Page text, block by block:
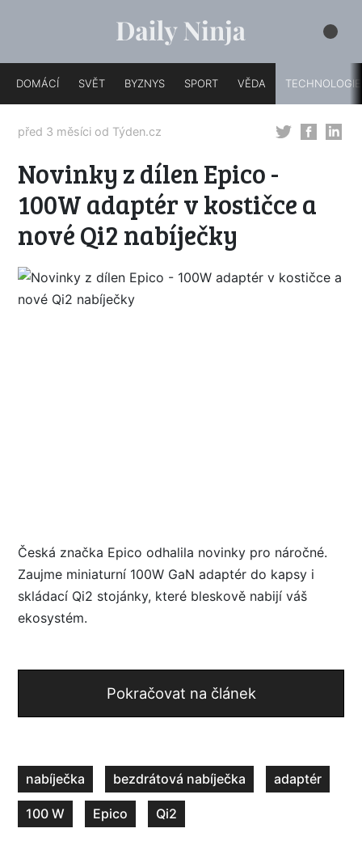
DOMÁCÍ SVĚT BYZNYS SPORT VĚDA TECHNOLOGIE
před 3 měsíci od Týden.cz
Novinky z dílen Epico -
100W adaptér v kostičce a
nové Qi2 nabíječky
Česká značka Epico odhalila novinky pro náročné.
Zaujme miniaturní 100W GaN adaptér do kapsy i
skládací Qi2 stojánky, které bleskově nabijí váš
ekosystém.
Pokračovat na článek
nabíječka bezdrátová nabíječka adaptér
100 W Epico Qi2